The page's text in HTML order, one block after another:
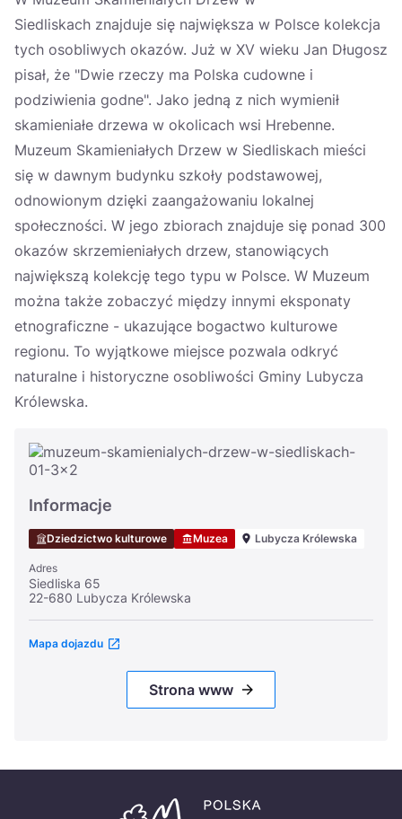
Siedliskach znajduje się największa w Polsce kolekcja
tych osobliwych okazów. Już w XV wieku Jan Długosz
pisał, że "Dwie rzeczy ma Polska cudowne i
podziwienia godne". Jako jedną z nich wymienił
skamieniałe drzewa w okolicach wsi Hrebenne.
Muzeum Skamieniałych Drzew w Siedliskach mieści
się w dawnym budynku szkoły podstawowej,
odnowionym dzięki zaangażowaniu lokalnej
społeczności. W jego zbiorach znajduje się ponad 300
okazów skrzemieniałych drzew, stanowiących
największą kolekcję tego typu w Polsce. W Muzeum
można także zobaczyć między innymi eksponaty
etnograficzne - ukazujące bogactwo kulturowe
regionu. To wyjątkowe miejsce pozwala odkryć
naturalne i historyczne osobliwości Gminy Lubycza
Królewska.
Informacje
Dziedzictwo kulturowe Muzea Lubycza Królewska
Adres
Siedliska 65
22-680 Lubycza Królewska
Mapa dojazdu
Strona www